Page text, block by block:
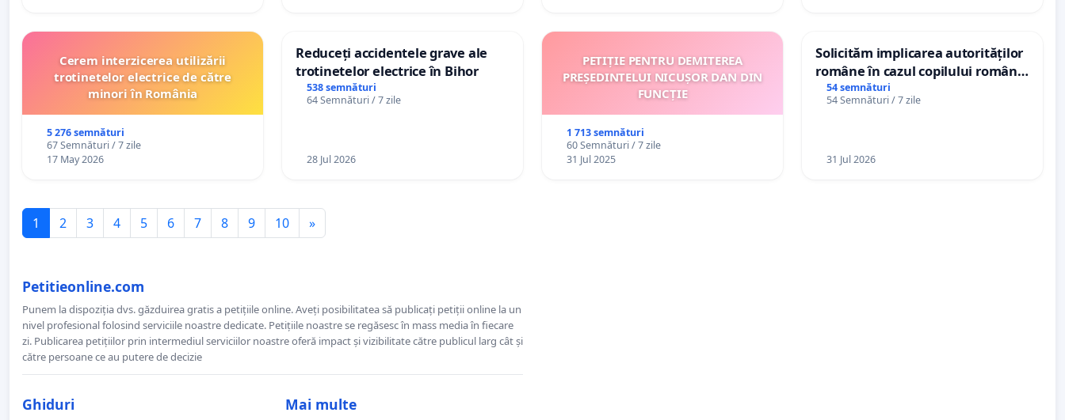
Cerem interzicerea utilizării
trotinetelor electrice de către
minori în România
5 276 semnături
67 Semnături / 7 zile
17 May 2026
Reduceți accidentele grave ale
trotinetelor electrice în Bihor
538 semnături
64 Semnături / 7 zile
28 Jul 2026
PETIȚIE PENTRU DEMITEREA
PREȘEDINTELUI NICUȘOR DAN DIN
FUNCȚIE
1 713 semnături
60 Semnături / 7 zile
31 Jul 2025
Solicităm implicarea autorităților
române în cazul copilului român
Wiliam Kristian Gheorghe, aflat în
plasament în Danemarca de 12
54 semnături
54 Semnături / 7 zile
31 Jul 2026
1 2 3 4 5 6 7 8 9 10 »
Petitieonline.com
Punem la dispoziția dvs. găzduirea gratis a petițiile online. Aveți posibilitatea să publicați petiții online la un
nivel profesional folosind serviciile noastre dedicate. Petițiile noastre se regăsesc în mass media în fiecare
zi. Publicarea petițiilor prin intermediul serviciilor noastre oferă impact și vizibilitate către publicul larg cât și
către persoane ce au putere de decizie
Ghiduri Mai multe